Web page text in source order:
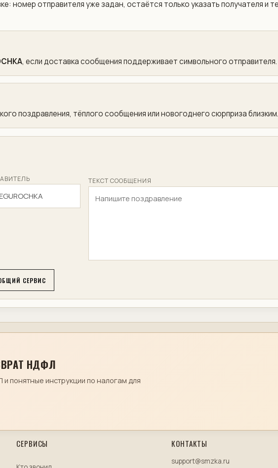
номер отправителя уже задан, остаётся только указать получателя и
, если доставка сообщения поддерживает символьного отправителя.
поздравления, тёплого сообщения или новогоднего сюрприза близким.
ТЕКСТ СООБЩЕНИЯ
СЕРВИС
НДФЛ
понятные инструкции по налогам для
СЕРВИСЫ КОНТАКТЫ
support@smzka.ru